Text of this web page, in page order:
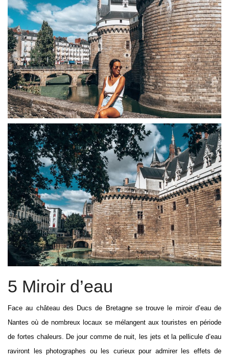
5 Miroir d’eau
Face au château des Ducs de Bretagne se trouve le miroir d’eau de
Nantes où de nombreux locaux se mélangent aux touristes en période
de fortes chaleurs. De jour comme de nuit, les jets et la pellicule d’eau
raviront les photographes ou les curieux pour admirer les effets de